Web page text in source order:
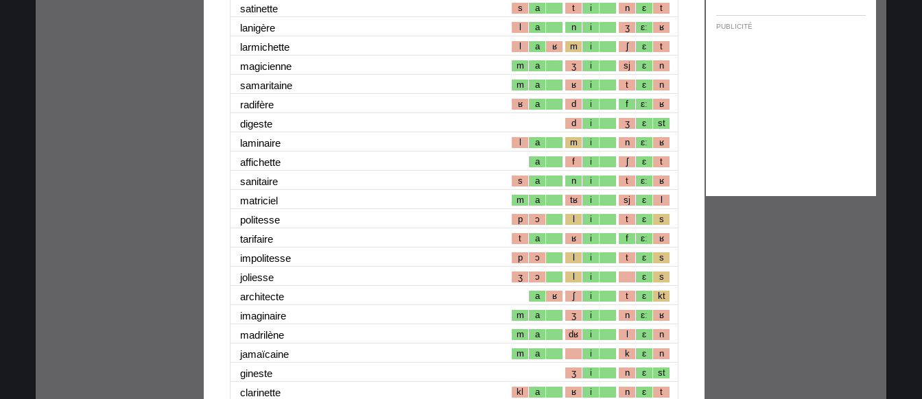
satinette s a t i n ɛ t
lanigère l a n i ʒ ɛː ʁ
larmichette l a ʁ m i ʃ ɛ t
magicienne m a ʒ i sj ɛ n
samaritaine m a ʁ i t ɛ n
radifère ʁ a d i f ɛː ʁ
digeste d i ʒ ɛ st
laminaire l a m i n ɛː ʁ
affichette a f i ʃ ɛ t
sanitaire s a n i t ɛː ʁ
matriciel m a tʁ i sj ɛ l
politesse p ɔ l i t ɛ s
tarifaire t a ʁ i f ɛː ʁ
impolitesse p ɔ l i t ɛ s
joliesse ʒ ɔ l i ɛ s
architecte a ʁ ʃ i t ɛ kt
imaginaire m a ʒ i n ɛː ʁ
madrilène m a dʁ i l ɛ n
jamaïcaine m a i k ɛ n
gineste ʒ i n ɛ st
clarinette kl a ʁ i n ɛ t
PUBLICITÉ